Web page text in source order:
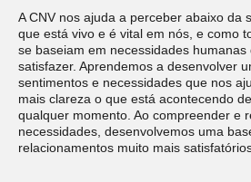
A CNV nos ajuda a perceber abaixo da
que está vivo e é vital em nós, e como
se baseiam em necessidades
satisfazer. Aprendemos a desenvolver
sentimentos e necessidades que nos
mais clareza o que está acontecendo
qualquer momento. Ao compreender e
necessidades, desenvolvemos uma
relacionamentos muito mais